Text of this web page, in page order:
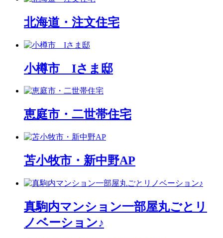
北海道・注文住宅
小樽市 Iさま邸
恵庭市・二世帯住宅
苫小牧市・新中野AP
真駒内マンション一部屋丸ごとリ
ノベーション♪